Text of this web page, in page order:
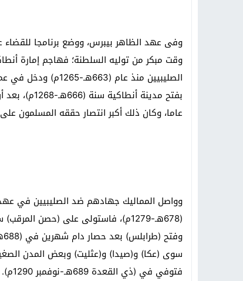
وفى عهد الظاهر بيبرس، ووضع برنامجا
الصليبيين منذ عام
بفتح مدينة
عاما، وكان ذلك أكبر انتصار حققه المسلمون
وواصل المماليك جهادهم ضد الصليبيين في
سوى (عكا) و(صيدا) و(عثليت) وبعض المدن
فتوفي في (ذي القعدة 689هـ-نوفمبر 1290م).